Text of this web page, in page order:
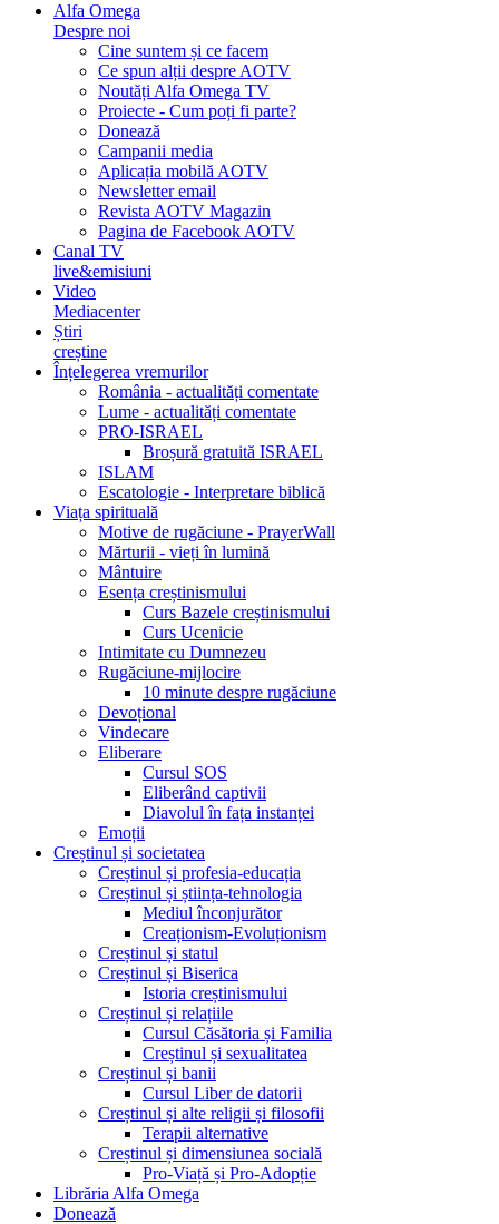
Alfa Omega
Despre noi
Cine suntem și ce facem
Ce spun alții despre AOTV
Noutăți Alfa Omega TV
Proiecte - Cum poți fi parte?
Donează
Campanii media
Aplicația mobilă AOTV
Newsletter email
Revista AOTV Magazin
Pagina de Facebook AOTV
Canal TV
live&emisiuni
Video
Mediacenter
Știri
creștine
Înțelegerea vremurilor
România - actualități comentate
Lume - actualități comentate
PRO-ISRAEL
Broșură gratuită ISRAEL
ISLAM
Escatologie - Interpretare biblică
Viața spirituală
Motive de rugăciune - PrayerWall
Mărturii - vieți în lumină
Mântuire
Esența creștinismului
Curs Bazele creștinismului
Curs Ucenicie
Intimitate cu Dumnezeu
Rugăciune-mijlocire
10 minute despre rugăciune
Devoțional
Vindecare
Eliberare
Cursul SOS
Eliberând captivii
Diavolul în fața instanței
Emoții
Creștinul și societatea
Creștinul și profesia-educația
Creștinul și știința-tehnologia
Mediul înconjurător
Creaționism-Evoluționism
Creștinul și statul
Creștinul și Biserica
Istoria creștinismului
Creștinul și relațiile
Cursul Căsătoria și Familia
Creștinul și sexualitatea
Creștinul și banii
Cursul Liber de datorii
Creștinul și alte religii și filosofii
Terapii alternative
Creștinul și dimensiunea socială
Pro-Viață și Pro-Adopție
Librăria Alfa Omega
Donează